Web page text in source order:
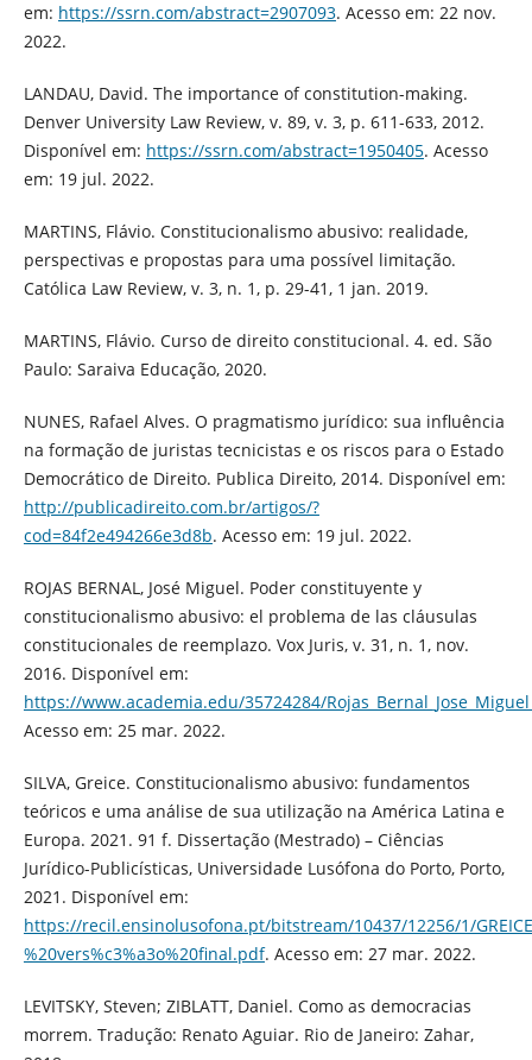
em: https://ssrn.com/abstract=2907093. Acesso em: 22 nov.
2022.
LANDAU, David. The importance of constitution-making.
Denver University Law Review, v. 89, v. 3, p. 611-633, 2012.
Disponível em: https://ssrn.com/abstract=1950405. Acesso
em: 19 jul. 2022.
MARTINS, Flávio. Constitucionalismo abusivo: realidade,
perspectivas e propostas para uma possível limitação.
Católica Law Review, v. 3, n. 1, p. 29-41, 1 jan. 2019.
MARTINS, Flávio. Curso de direito constitucional. 4. ed. São
Paulo: Saraiva Educação, 2020.
NUNES, Rafael Alves. O pragmatismo jurídico: sua influência
na formação de juristas tecnicistas e os riscos para o Estado
Democrático de Direito. Publica Direito, 2014. Disponível em:
http://publicadireito.com.br/artigos/?
cod=84f2e494266e3d8b. Acesso em: 19 jul. 2022.
ROJAS BERNAL, José Miguel. Poder constituyente y
constitucionalismo abusivo: el problema de las cláusulas
constitucionales de reemplazo. Vox Juris, v. 31, n. 1, nov.
2016. Disponível em:
https://www.academia.edu/35724284/
Acesso em: 25 mar. 2022.
SILVA, Greice. Constitucionalismo abusivo: fundamentos
teóricos e uma análise de sua utilização na América Latina e
Europa. 2021. 91 f. Dissertação (Mestrado) – Ciências
Jurídico-Publicísticas, Universidade Lusófona do Porto, Porto,
2021. Disponível em:
https://recil.ensinolusofona.pt/bitstream/10437/12256/1/
%20vers%c3%a3o%20final.pdf. Acesso em: 27 mar. 2022.
LEVITSKY, Steven; ZIBLATT, Daniel. Como as democracias
morrem. Tradução: Renato Aguiar. Rio de Janeiro: Zahar,